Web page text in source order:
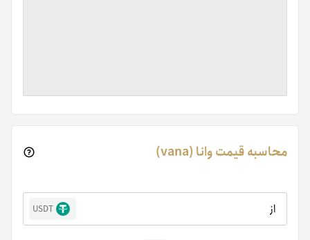
محاسبه قیمت وانا (vana)
از USDT